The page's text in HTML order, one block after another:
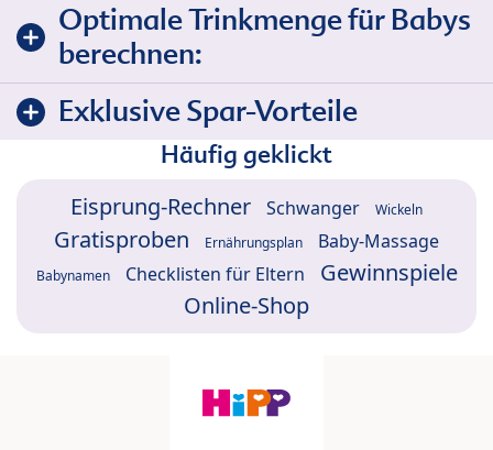
Optimale Trinkmenge für Babys
berechnen:
Exklusive Spar-Vorteile
Häufig geklickt
Eisprung-Rechner Schwanger Wickeln
Gratisproben Ernährungsplan Baby-Massage
Babynamen Checklisten für Eltern
Gewinnspiele
Online-Shop